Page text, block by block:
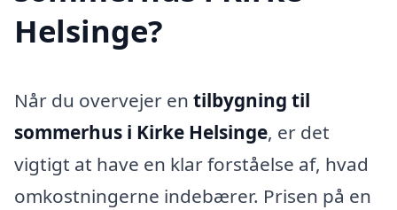
Helsinge?
Når du overvejer en tilbygning til
sommerhus i Kirke Helsinge, er det
vigtigt at have en klar forståelse af, hvad
omkostningerne indebærer. Prisen på en